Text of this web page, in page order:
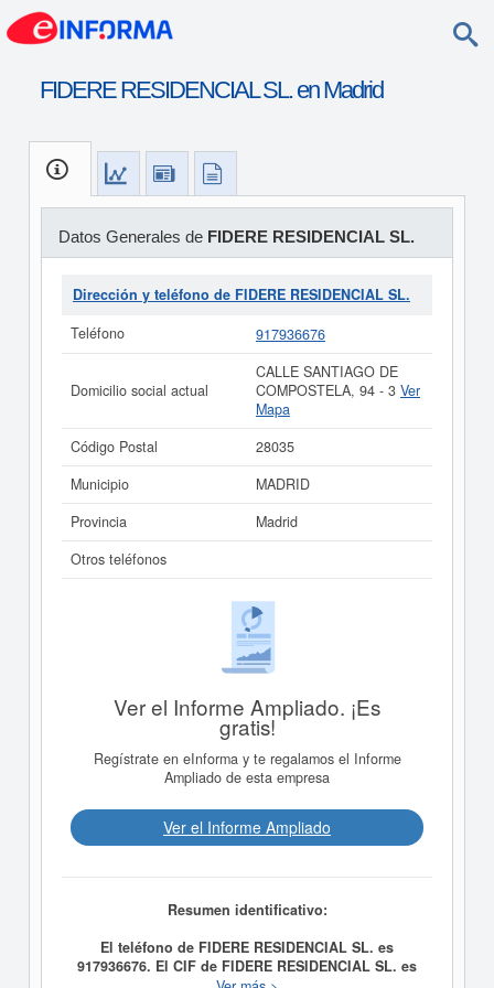
FIDERE RESIDENCIAL SL. en Madrid
Datos Generales de FIDERE RESIDENCIAL SL.
Dirección y teléfono de FIDERE RESIDENCIAL SL.
Teléfono
917936676
Domicilio social actual
CALLE SANTIAGO DE
COMPOSTELA, 94 - 3 Ver
Mapa
Código Postal
28035
Municipio
MADRID
Provincia
Madrid
Otros teléfonos
Ver el Informe Ampliado. ¡Es
gratis!
Regístrate en eInforma y te regalamos el Informe
Ampliado de esta empresa
Ver el Informe Ampliado
Resumen identificativo:
El teléfono de FIDERE RESIDENCIAL SL. es
917936676. El CIF de FIDERE RESIDENCIAL SL. es